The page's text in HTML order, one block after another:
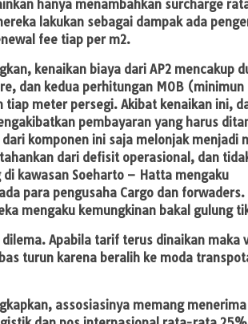
hanya menambahkan surcharge
lakukan sebagai dampak ada
fee tiap per m2.
kenaikan biaya dari AP2 mencakup
dan kedua perhitungan MOB (minimun
meter persegi. Akibat kenaikan ini,
pembayaran yang harus
komponen ini saja melonjak menjadi
dari defisit operasional, dan
kawasan Soeharto – Hatta mengaku
para pengusaha Cargo dan forwaders.
mengaku kemungkinan bakal gulung
Apabila tarif terus dinaikan maka
turun karena beralih ke moda
assosiasinya memang menerima